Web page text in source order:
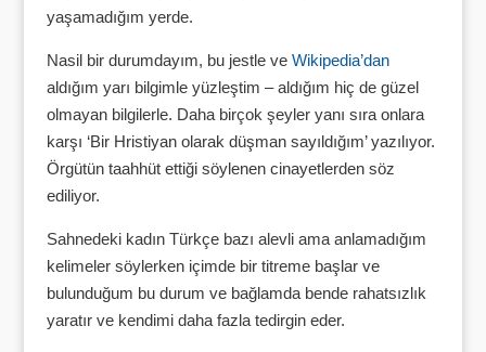
yaşamadığım yerde.
Nasil bir durumdayım, bu jestle ve Wikipedia’dan
aldığım yarı bilgimle yüzleştim – aldığım hiç de güzel
olmayan bilgilerle. Daha birçok şeyler yanı sıra onlara
karşı ‘Bir Hristiyan olarak düşman sayıldığım’ yazılıyor.
Örgütün taahhüt ettiği söylenen cinayetlerden söz
ediliyor.
Sahnedeki kadın Türkçe bazı alevli ama anlamadığım
kelimeler söylerken içimde bir titreme başlar ve
bulunduğum bu durum ve bağlamda bende rahatsızlık
yaratır ve kendimi daha fazla tedirgin eder.